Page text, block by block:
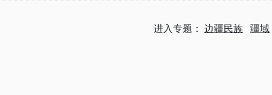
进入专题： 边疆民族 疆域